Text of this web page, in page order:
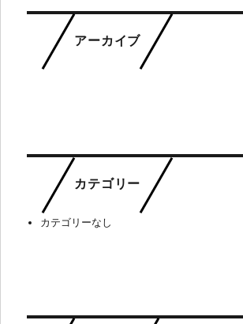
アーカイブ
カテゴリー
カテゴリーなし